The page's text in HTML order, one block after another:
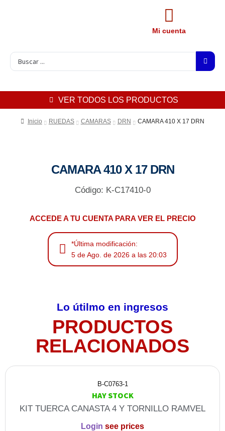
Mi cuenta
VER TODOS LOS PRODUCTOS
Inicio RUEDAS CAMARAS DRN CAMARA 410 X 17 DRN
CAMARA 410 X 17 DRN
Código: K-C17410-0
ACCEDE A TU CUENTA PARA VER EL PRECIO
*Última modificación:
5 de Ago. de 2026 a las 20:03
Lo útilmo en ingresos
PRODUCTOS
RELACIONADOS
B-C0763-1
HAY STOCK
KIT TUERCA CANASTA 4 Y TORNILLO RAMVEL
Login see prices